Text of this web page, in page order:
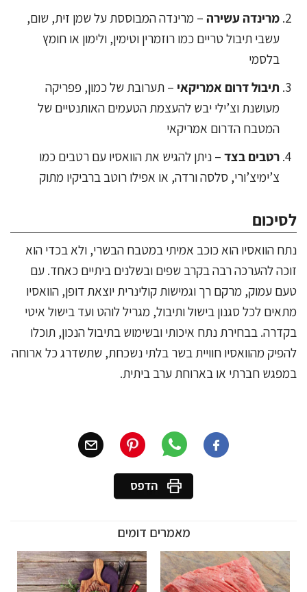
מרינדה עשירה – מרינדה המבוססת על שמן זית, שום,
עשבי תיבול טריים כמו רוזמרין וטימין, ולימון או חומץ
בלסמי
תיבול דרום אמריקאי – תערובת של כמון, פפריקה
מעושנת וצ’ילי יבש להעצמת הטעמים האותנטיים של
המטבח הדרום אמריקאי
רטבים בצד– ניתן להגיש את הוואסיו עם רטבים כמו
צ’ימיצ’ורי, סלסה ורדה, או אפילו רוטב ברביקיו מתוק
לסיכום
נתח הוואסיו הוא כוכב אמיתי במטבח הבשרי, ולא בכדי הוא
זוכה להערכה רבה בקרב שפים ובשלנים ביתיים כאחד. עם
טעם עמוק, מרקם רך וגמישות קולינרית יוצאת דופן, הוואסיו
מתאים לכל סגנון בישול ותיבול, מגריל לוהט ועד בישול איטי
בקדרה. בבחירת נתח איכותי ובשימוש בתיבול הנכון, תוכלו
להפיק מהוואסיו חוויית בשר בלתי נשכחת, שתשדרג כל ארוחה
במפגש חברתי או בארוחת ערב ביתית.
מאמרים דומים